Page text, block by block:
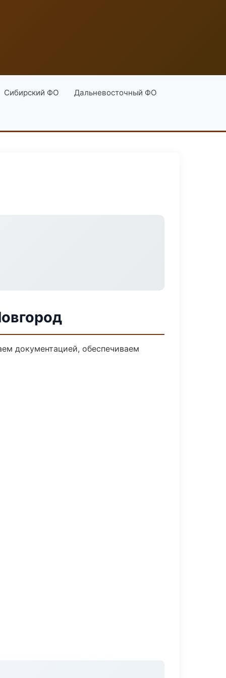
Сибирский ФО Дальневосточный ФО
документацией, обеспечиваем